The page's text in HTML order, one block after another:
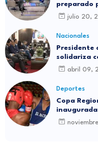
preparado
julio 20,
Nacionales
Presidente
solidariza
abril 09,
Deportes
Copa
de Boyá